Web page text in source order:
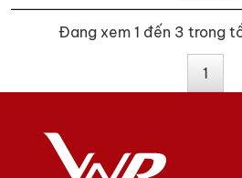
Đang xem 1 đến 3 trong
1